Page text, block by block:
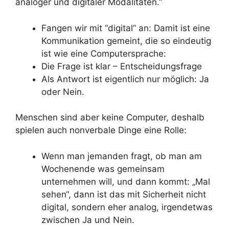
analoger und digitaler Modalitäten.”
Fangen wir mit “digital” an: Damit ist eine
Kommunikation gemeint, die so eindeutig
ist wie eine Computersprache:
Die Frage ist klar – Entscheidungsfrage
Als Antwort ist eigentlich nur möglich: Ja
oder Nein.
Menschen sind aber keine Computer, deshalb
spielen auch nonverbale Dinge eine Rolle:
Wenn man jemanden fragt, ob man am
Wochenende was gemeinsam
unternehmen will, und dann kommt: „Mal
sehen“, dann ist das mit Sicherheit nicht
digital, sondern eher analog, irgendetwas
zwischen Ja und Nein.